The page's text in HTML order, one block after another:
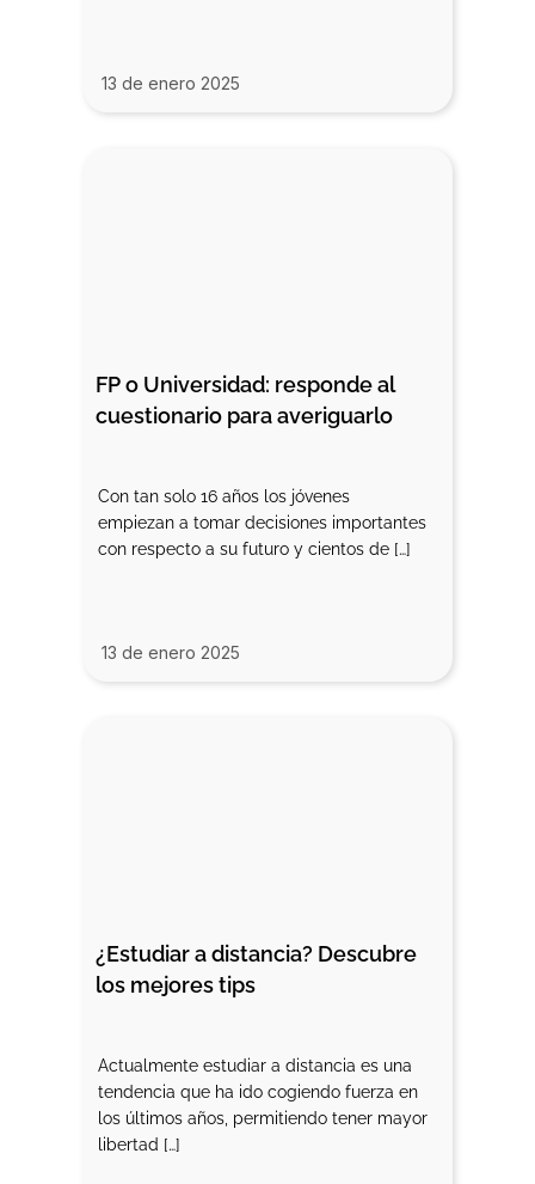
13 de enero 2025
FP o Universidad: responde al
cuestionario para averiguarlo
Con tan solo 16 años los jóvenes
empiezan a tomar decisiones importantes
con respecto a su futuro y cientos de […]
13 de enero 2025
¿Estudiar a distancia? Descubre
los mejores tips
Actualmente estudiar a distancia es una
tendencia que ha ido cogiendo fuerza en
los últimos años, permitiendo tener mayor
libertad […]